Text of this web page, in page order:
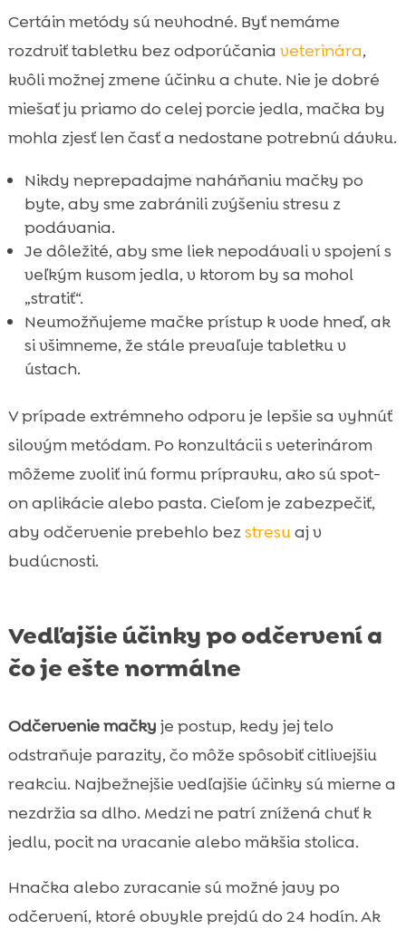
Certáin metódy sú nevhodné. Byť nemáme
rozdrviť tabletku bez odporúčania veterinára,
kvôli možnej zmene účinku a chute. Nie je dobré
miešať ju priamo do celej porcie jedla, mačka by
mohla zjesť len časť a nedostane potrebnú dávku.
Nikdy neprepadajme naháňaniu mačky po
byte, aby sme zabránili zvýšeniu stresu z
podávania.
Je dôležité, aby sme liek nepodávali v spojení s
veľkým kusom jedla, v ktorom by sa mohol
„stratiť“.
Neumožňujeme mačke prístup k vode hneď, ak
si všimneme, že stále prevaľuje tabletku v
ústach.
V prípade extrémneho odporu je lepšie sa vyhnúť
silovým metódam. Po konzultácii s veterinárom
môžeme zvoliť inú formu prípravku, ako sú spot-
on aplikácie alebo pasta. Cieľom je zabezpečiť,
aby odčervenie prebehlo bezstresuaj v
budúcnosti.
Vedľajšie účinky po odčervení a
čo je ešte normálne
Odčervenie mačky je postup, kedy jej telo
odstraňuje parazity, čo môže spôsobiť citlivejšiu
reakciu. Najbežnejšie vedľajšie účinky sú mierne a
nezdržia sa dlho. Medzi ne patrí znížená chuť k
jedlu, pocit na vracanie alebo mäkšia stolica.
Hnačka alebo zvracanie sú možné javy po
odčervení, ktoré obvykle prejdú do 24 hodín. Ak